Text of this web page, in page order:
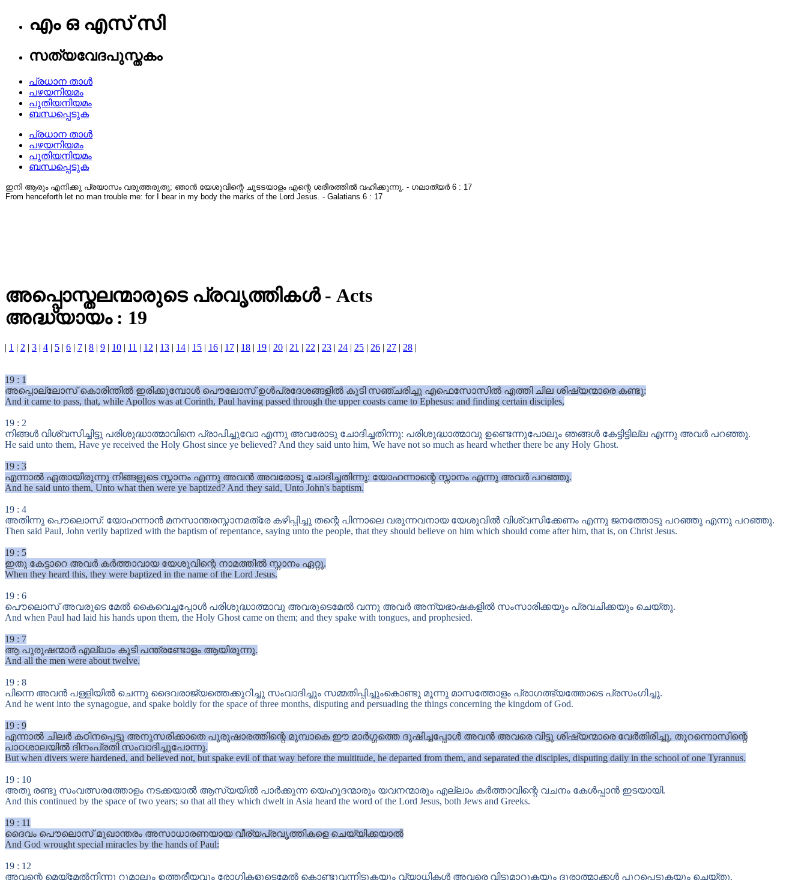
എം ഒ എസ് സി
സത്യവേദപുസ്തകം
പ്രധാന താൾ
പഴയനിയമം
പുതിയനിയമം
ബന്ധപ്പെടുക
പ്രധാന താൾ
പഴയനിയമം
പുതിയനിയമം
ബന്ധപ്പെടുക
അപ്പൊസ്തലന്മാരുടെ പ്രവൃത്തികൾ- Acts
അദ്ധ്യായം : 19
| 1 | 2 | 3 | 4 | 5 | 6 | 7 | 8 | 9 | 10 | 11 | 12 | 13 | 14 | 15 | 16 | 17 | 18 | 19 | 20 | 21 | 22 | 23 | 24 | 25 | 26 | 27 | 28 |
19 : 1
അപ്പൊല്ലോസ് കൊരിന്തിൽ ഇരിക്കുമ്പോൾ പൌലോസ് ഉൾപ്രദേശങ്ങളിൽ കൂടി സഞ്ചരിച്ചു എഫെസോസിൽ എത്തി ചില ശിഷ്യന്മാരെ കണ്ടു:
And it came to pass, that, while Apollos was at Corinth, Paul having passed through the upper coasts came to Ephesus: and finding certain disciples,
19 : 2
നിങ്ങൾ വിശ്വസിച്ചിട്ടു പരിശുദ്ധാത്മാവിനെ പ്രാപിച്ചുവോ എന്നു അവരോടു ചോദിച്ചതിന്നു: പരിശുദ്ധാത്മാവു ഉണ്ടെന്നുപോലും ഞങ്ങൾ കേട്ടിട്ടില്ല എന്നു അവർ പറഞ്ഞു.
He said unto them, Have ye received the Holy Ghost since ye believed? And they said unto him, We have not so much as heard whether there be any Holy Ghost.
19 : 3
എന്നാൽ ഏതായിരുന്നു നിങ്ങളുടെ സ്നാനം എന്നു അവൻ അവരോടു ചോദിച്ചതിന്നു: യോഹന്നാന്റെ സ്നാനം എന്നു അവർ പറഞ്ഞു.
And he said unto them, Unto what then were ye baptized? And they said, Unto John's baptism.
19 : 4
അതിന്നു പൌലൊസ്: യോഹന്നാൻ മനസാന്തരസ്നാനമത്രേ കഴിപ്പിച്ചു തന്റെ പിന്നാലെ വരുന്നവനായ യേശുവിൽ വിശ്വസിക്കേണം എന്നു ജനത്തോടു പറഞ്ഞു എന്നു പറഞ്ഞു.
Then said Paul, John verily baptized with the baptism of repentance, saying unto the people, that they should believe on him which should come after him, that is, on Christ Jesus.
19 : 5
ഇതു കേട്ടാറെ അവർ കർത്താവായ യേശുവിന്റെ നാമത്തിൽ സ്നാനം ഏറ്റു.
When they heard this, they were baptized in the name of the Lord Jesus.
19 : 6
പൌലൊസ് അവരുടെ മേൽ കൈവെച്ചപ്പോൾ പരിശുദ്ധാത്മാവു അവരുടെമേൽ വന്നു അവർ അന്യഭാഷകളിൽ സംസാരിക്കയും പ്രവചിക്കയും ചെയ്തു.
And when Paul had laid his hands upon them, the Holy Ghost came on them; and they spake with tongues, and prophesied.
19 : 7
ആ പുരുഷന്മാർ എല്ലാം കൂടി പന്ത്രണ്ടോളം ആയിരുന്നു.
And all the men were about twelve.
19 : 8
പിന്നെ അവൻ പള്ളിയിൽ ചെന്നു ദൈവരാജ്യത്തെക്കുറിച്ചു സംവാദിച്ചും സമ്മതിപ്പിച്ചുംകൊണ്ടു മൂന്നു മാസത്തോളം പ്രാഗത്ഭ്യത്തോടെ പ്രസംഗിച്ചു.
And he went into the synagogue, and spake boldly for the space of three months, disputing and persuading the things concerning the kingdom of God.
19 : 9
എന്നാൽ ചിലർ കഠിനപ്പെട്ടു അനുസരിക്കാതെ പുരുഷാരത്തിന്റെ മുമ്പാകെ ഈ മാർഗ്ഗത്തെ ദുഷിച്ചപ്പോൾ അവൻ അവരെ വിട്ടു ശിഷ്യന്മാരെ വേർതിരിച്ചു, തുറന്നൊസിന്റെ
പാഠശാലയിൽ ദിനംപ്രതി സംവാദിച്ചുപോന്നു.
But when divers were hardened, and believed not, but spake evil of that way before the multitude, he departed from them, and separated the disciples, disputing daily in the school of one Tyrannus.
19 : 10
അതു രണ്ടു സംവത്സരത്തോളം നടക്കയാൽ ആസ്യയിൽ പാർക്കുന്ന യെഹൂദന്മാരും യവനന്മാരും എല്ലാം കർത്താവിന്റെ വചനം കേൾപ്പാൻ ഇടയായി.
And this continued by the space of two years; so that all they which dwelt in Asia heard the word of the Lord Jesus, both Jews and Greeks.
19 : 11
ദൈവം പൌലൊസ് മുഖാന്തരം അസാധാരണയായ വീര്യപ്രവൃത്തികളെ ചെയ്യിക്കയാൽ
And God wrought special miracles by the hands of Paul:
19 : 12
അവന്റെ മെയ്മേൽനിന്നു റൂമാലും ഉത്തരീയവും രോഗികളുടെമേൽ കൊണ്ടുവന്നിടുകയും വ്യാധികൾ അവരെ വിട്ടുമാറുകയും ദുരാത്മാക്കൾ പുറപ്പെടുകയും ചെയ്തു.